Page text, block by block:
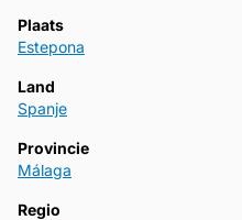
Plaats
Estepona
Land
Spanje
Provincie
Málaga
Regio